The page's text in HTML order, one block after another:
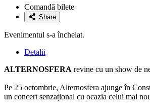
favoriteComandă bilete
Share
Evenimentul s-a încheiat.
Detalii
ALTERNOSFERA revine cu un show de
Pe 25 octombrie, Alternosfera ajunge în
un concert senzațional cu ocazia celui mai